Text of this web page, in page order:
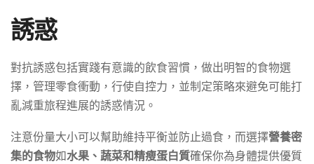
誘惑
對抗誘惑包括實踐有意識的飲食習慣，做出明智的食物選
擇，管理零食衝動，行使自控力，並制定策略來避免可能打
亂減重旅程進展的誘惑情況。
注意份量大小可以幫助維持平衡並防止過食，而選擇營養密
集的食物如水果、蔬菜和精瘦蛋白質確保你為身體提供優質